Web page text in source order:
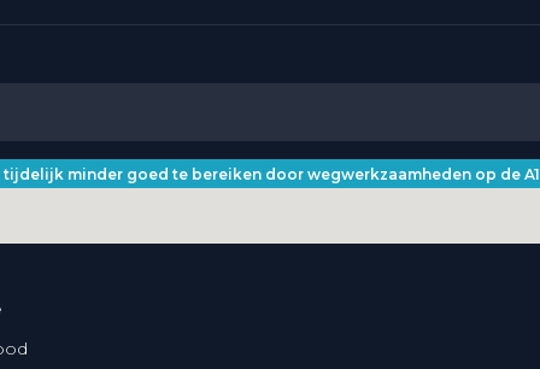
tijdelijk minder goed te bereiken door wegwerkzaamheden op de A1